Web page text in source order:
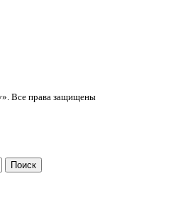
Все права защищены
Поиск